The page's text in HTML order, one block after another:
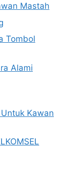
Mastah
Tombol
Alami
Kawan